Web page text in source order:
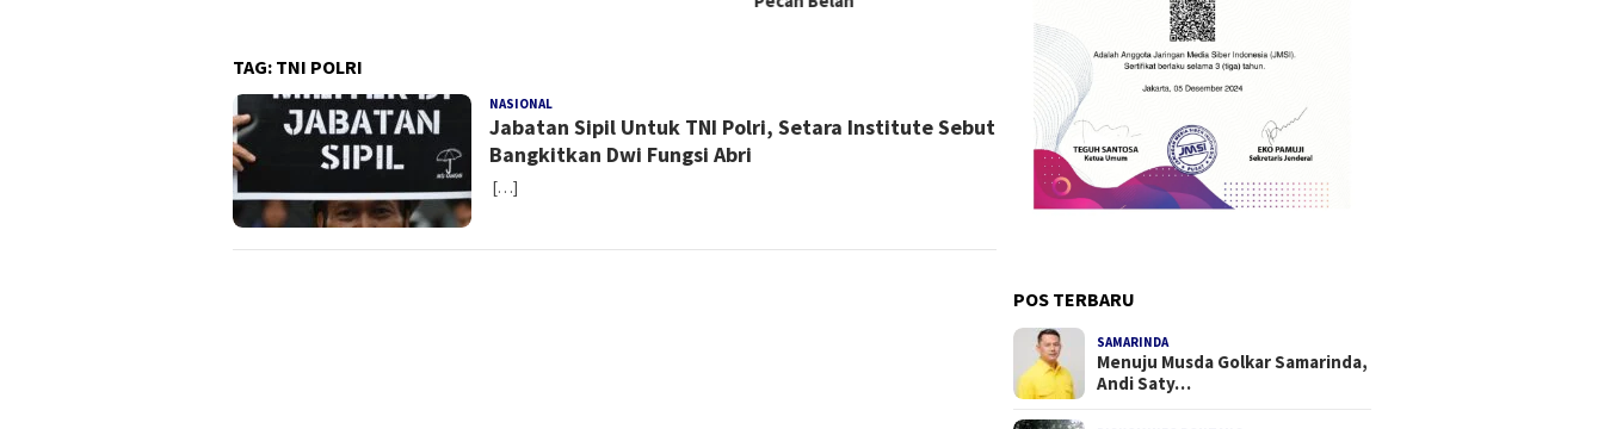
TAG: TNI POLRI
NASIONAL
Jabatan Sipil Untuk TNI Polri, Setara Institute Sebut
Bangkitkan Dwi Fungsi Abri
[…]
POS TERBARU
SAMARINDA
Menuju Musda Golkar Samarinda,
Andi Saty…